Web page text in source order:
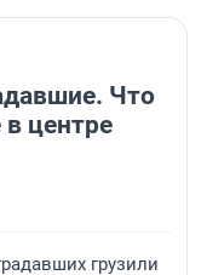
посетителям
Что
центре
грузили